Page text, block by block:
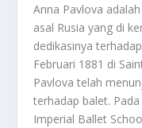
Anna Pavlova
asal Rusia yang di
dedikasinya
Februari 1881 di
Pavlova telah
terhadap balet.
Imperial Ballet